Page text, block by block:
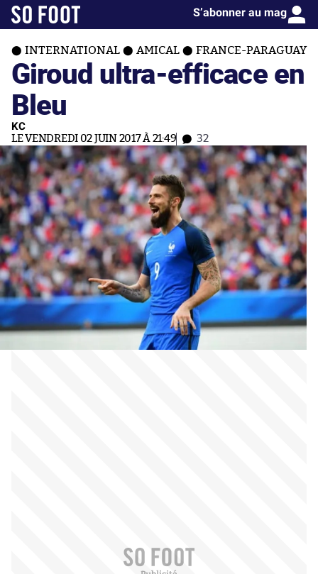
S’abonner au mag
INTERNATIONAL AMICAL FRANCE-PARAGUAY
Giroud ultra-efficace en
Bleu
KC
LE VENDREDI 02 JUIN 2017 À 21:49 32